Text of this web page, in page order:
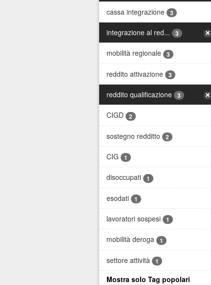
cassa integrazione 3
integrazione al red... 3
mobilità regionale 3
reddito attivazione 3
reddito qualificazione 3
CIGD 2
sostegno redditto 2
CIG 1
disoccupati 1
esodati 1
lavoratori sospesi 1
mobilità deroga 1
settore attività 1
Mostra solo Tag popolari